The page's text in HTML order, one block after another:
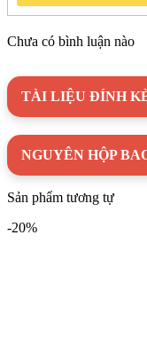
Danh mục:Thiết Bị
Chưa có bình luận nào
TÀI LIỆU ĐÍNH
NGUYÊN HỘP
Sản phẩm tương tự
-20%